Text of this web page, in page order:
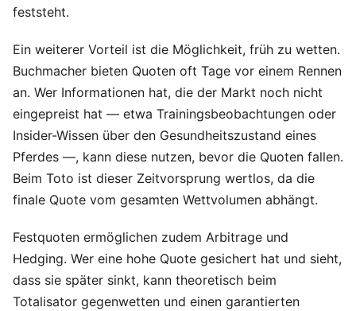
feststeht.
Ein weiterer Vorteil ist die Möglichkeit, früh zu wetten.
Buchmacher bieten Quoten oft Tage vor einem Rennen
an. Wer Informationen hat, die der Markt noch nicht
eingepreist hat — etwa Trainingsbeobachtungen oder
Insider-Wissen über den Gesundheitszustand eines
Pferdes —, kann diese nutzen, bevor die Quoten fallen.
Beim Toto ist dieser Zeitvorsprung wertlos, da die
finale Quote vom gesamten Wettvolumen abhängt.
Festquoten ermöglichen zudem Arbitrage und
Hedging. Wer eine hohe Quote gesichert hat und sieht,
dass sie später sinkt, kann theoretisch beim
Totalisator gegenwetten und einen garantierten